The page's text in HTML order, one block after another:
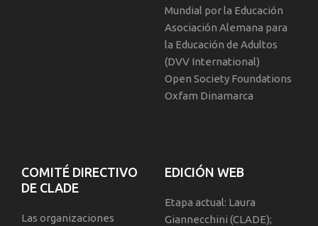
Mundial por la Educación
Asociación Alemana para
la Educación de Adultos
(DVV International)
Open Society Foundations
Oxfam Dinamarca
COMITÉ DIRECTIVO
DE CLADE
Las organizaciones
EDICIÓN WEB
Etapa actual: Laura
Giannecchini (CLADE);